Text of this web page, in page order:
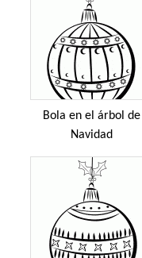
Bola en el árbol de
Navidad